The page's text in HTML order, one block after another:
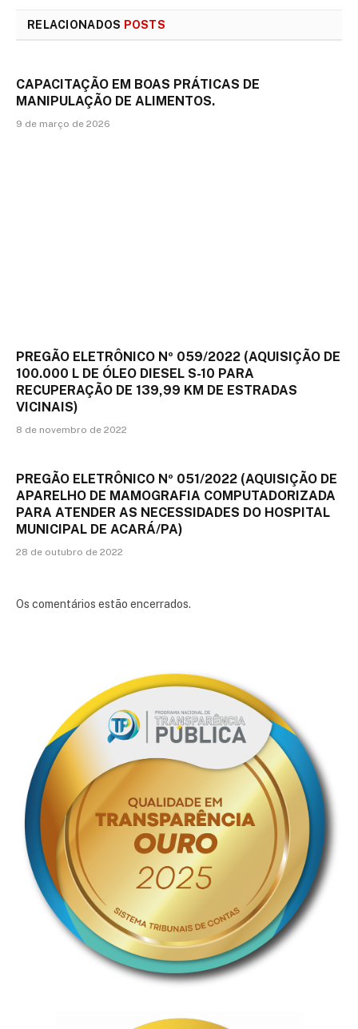
RELACIONADOS POSTS
CAPACITAÇÃO EM BOAS PRÁTICAS DE
MANIPULAÇÃO DE ALIMENTOS.
9 de março de 2026
PREGÃO ELETRÔNICO Nº 059/2022 (AQUISIÇÃO DE
100.000 L DE ÓLEO DIESEL S-10 PARA
RECUPERAÇÃO DE 139,99 KM DE ESTRADAS
VICINAIS)
8 de novembro de 2022
PREGÃO ELETRÔNICO Nº 051/2022 (AQUISIÇÃO DE
APARELHO DE MAMOGRAFIA COMPUTADORIZADA
PARA ATENDER AS NECESSIDADES DO HOSPITAL
MUNICIPAL DE ACARÁ/PA)
28 de outubro de 2022
Os comentários estão encerrados.